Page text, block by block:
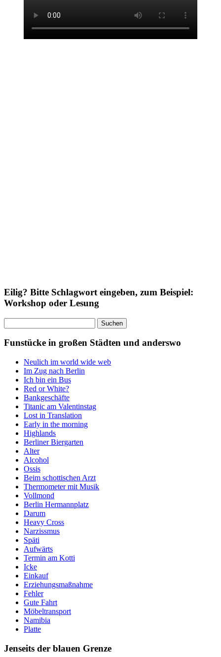
Eilig? Bitte Schlagwort eingeben, zum Beispiel:
Workshop oder Lesung
nach:
Funstücke in großen Städten und anderswo
Neulich im world wide web
Im Zug nach Berlin
Ich bin ein Bus
Red or White?
Bankgeschäfte
Titanic am Valentinstag
Lost in Translation
Early in the morning
Highlands
Berliner Biergarten
Alter
Alcohol
Ossis
Beim schottischen Arzt
Thermometer mit Musik
Vollmond
Berlin Hermannplatz
Darum
Heavy Cross
Narzissmus
Späti
Aufwärts
Termin am Kotti
Icke
Einkauf
Erziehungsmaßnahme
Fehler
Gute Fahrt
Möbeltransport
Namibia
Platte
Jenseits der blauen Grenze